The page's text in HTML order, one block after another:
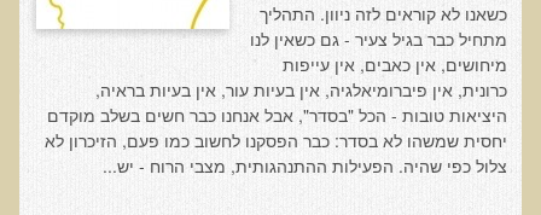
בדיקות למחסורים תזונתיים, בדיקות ויטמינים
בדיקות לקזיאו-מורפינים וגלוטיאו-מורפינים
שאלות ותשובות למעבדה
דפי מידע
כשאנו לא קוראים לזה ניוון. התהליך
מתחיל כבר בגיל צעיר - גם כשאין לנו
מיחושים, אין כאבים, אין עייפות
כרונית, אין פיברומיאלגיה, אין בעיות עור, אין בעיות בראיה,
היציאות טובות - הכל "בסדר", אבל אנחנו כבר חשים בשלב מוקדם
יחסית שמשהו לא בסדר: כבר הפסקנו לחשוב כמו פעם, הזיכרון לא
צלול כפי שהיה. הפעילות ההתנהגותית, מצבי הרוח - יש...